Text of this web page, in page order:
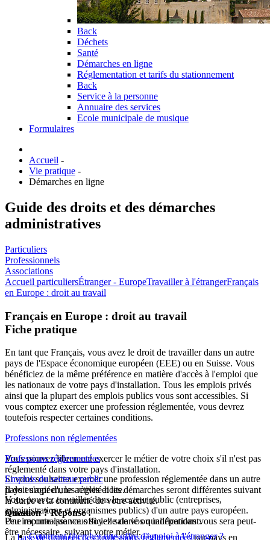
Back
Déchets
Santé
Démarches en ligne
Réglementation et tarifs du stationnement
Back
Service à la personne
Annuaire des services
Ecole municipale de musique
Formulaires
Accueil -
Vie pratique -
Démarches en ligne
Guide des droits et des démarches
administratives
Particuliers
Professionnels
Associations
Accueil particuliersÉtranger - EuropeTravailler à l'étrangerFrançais
en Europe : droit au travail
Français en Europe : droit au travail
Fiche pratique
En tant que Français, vous avez le droit de travailler dans un autre
pays de l'Espace économique européen (EEE) ou en Suisse. Vous
bénéficiez de la même préférence en matière d'accès à l'emploi que
les nationaux de votre pays d'installation. Tous les emplois privés
ainsi que la plupart des emplois publics vous sont accessibles. Si
vous comptez exercer une profession réglementée, vous devrez
toutefois respecter certaines conditions.
Professions non réglementées
Vous pouvez librement exercer le métier de votre choix s'il n'est pas
réglementé dans votre pays d'installation.
Il doit s'agir d'une activité licite.
À noter
Labase de données des professions réglementéespar pays en
Professions réglementées
Si vous souhaitez exercer une profession réglementée dans un autre
pays européen, les règles et les démarches seront différentes suivant
la durée et la continuité de votre activité.
Peu importe que vous soyez salarié ou indépendant.
Emplois du secteur public
Vous pouvez travailler dans le secteur public (entreprises,
administrations et organismes publics) d'un autre pays européen.
Une reconnaissance officielle de vos qualifications vous sera peut-
être nécessaire, suivant votre métier.
Question ? Réponse !
Comment chercher une offre d'emploi à l'étranger ?